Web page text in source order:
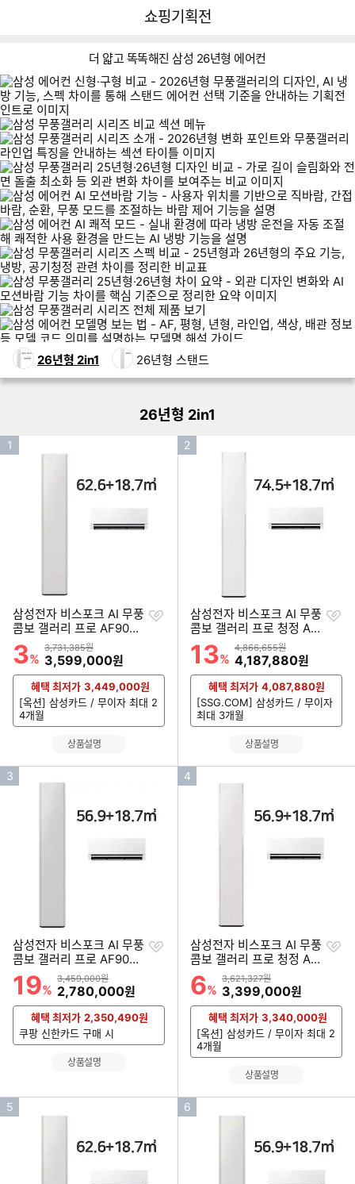
다나와
쇼핑기획전
더 얇고 똑똑해진 삼성 26년형 에어컨
26년형 2in1 26년형 스탠드
26년형 2in1
인1
삼성전자 비스포크 AI 무풍
콤보 갤러리 프로 AF90H1
9D27SRS (공식인증 설
치)
할인률
3%
상품금액
3,731,385원
할인금액
3,599,000원
찜
혜택 최저가 3,449,000원
[옥션] 삼성카드 / 무이자 최대 2
4개월
상품설명
인
2
삼성전자 비스포크 AI 무풍
콤보 갤러리 프로 청정 AF
90H22D35WRS (공식인
증 설치)
할인률
13%
상품금액
4,866,655원
할인금액
4,187,880원
찜
혜택 최저가 4,087,880원
[SSG.COM] 삼성카드 / 무이자
최대 3개월
상품설명
인
3
삼성전자 비스포크 AI 무풍
콤보 갤러리 프로 AF90H1
7D24GRS (공식인증 설
치)
할인률
19%
상품금액
3,459,000원
할인금액
2,780,000원
찜
혜택 최저가 2,350,490원
쿠팡 신한카드 구매 시
상품설명
인
4
삼성전자 비스포크 AI 무풍
콤보 갤러리 프로 청정 AF
90H17D38ERS (공식인
증 설치)
할인률
6%
상품금액
3,621,327원
할인금액
3,399,000원
찜
혜택 최저가 3,340,000원
[옥션] 삼성카드 / 무이자 최대 2
4개월
상품설명
인
5
인
6